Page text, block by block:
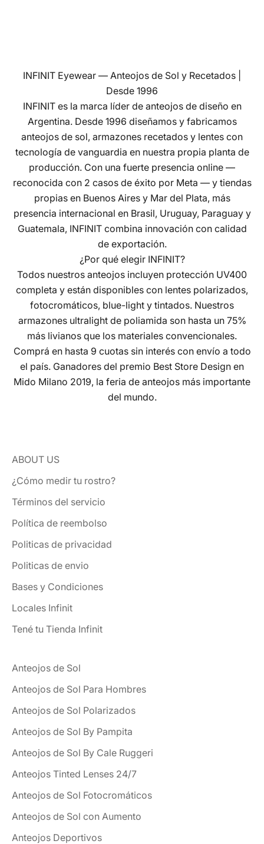
INFINIT Eyewear — Anteojos de Sol y Recetados |
Desde 1996
INFINIT es la marca líder de anteojos de diseño en
Argentina. Desde 1996 diseñamos y fabricamos
anteojos de sol, armazones recetados y lentes con
tecnología de vanguardia en nuestra propia planta de
producción. Con una fuerte presencia online —
reconocida con 2 casos de éxito por Meta — y tiendas
propias en Buenos Aires y Mar del Plata, más
presencia internacional en Brasil, Uruguay, Paraguay y
Guatemala, INFINIT combina innovación con calidad
de exportación.
¿Por qué elegir INFINIT?
Todos nuestros anteojos incluyen protección UV400
completa y están disponibles con lentes polarizados,
fotocromáticos, blue-light y tintados. Nuestros
armazones ultralight de poliamida son hasta un 75%
más livianos que los materiales convencionales.
Comprá en hasta 9 cuotas sin interés con envío a todo
el país. Ganadores del premio Best Store Design en
Mido Milano 2019, la feria de anteojos más importante
del mundo.
ABOUT US
¿Cómo medir tu rostro?
Términos del servicio
Política de reembolso
Politicas de privacidad
Politicas de envio
Bases y Condiciones
Locales Infinit
Tené tu Tienda Infinit
Anteojos de Sol
Anteojos de Sol Para Hombres
Anteojos de Sol Polarizados
Anteojos de Sol By Pampita
Anteojos de Sol By Cale Ruggeri
Anteojos Tinted Lenses 24/7
Anteojos de Sol Fotocromáticos
Anteojos de Sol con Aumento
Anteojos Deportivos